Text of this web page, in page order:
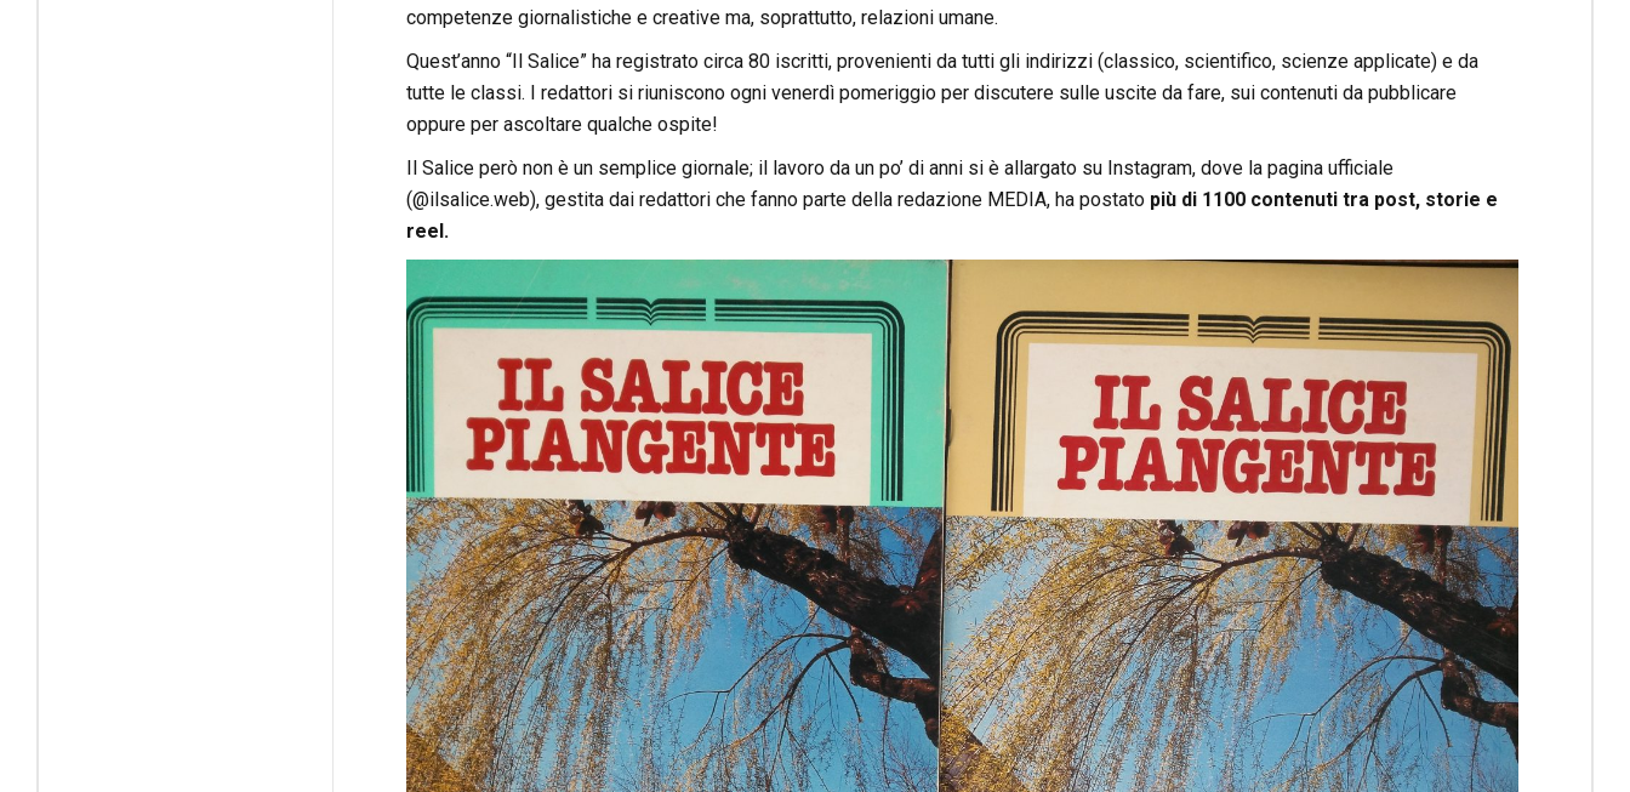
competenze giornalistiche e creative ma, soprattutto, relazioni umane.
Quest’anno “Il Salice” ha registrato circa 80 iscritti, provenienti da tutti gli indirizzi (classico, scientifico, scienze applicate) e da
tutte le classi. I redattori si riuniscono ogni venerdì pomeriggio per discutere sulle uscite da fare, sui contenuti da pubblicare
oppure per ascoltare qualche ospite!
Il Salice però non è un semplice giornale; il lavoro da un po’ di anni si è allargato su Instagram, dove la pagina ufficiale
(@ilsalice.web), gestita dai redattori che fanno parte della redazione MEDIA, ha postato più di 1100 contenuti tra post, storie e
reel.